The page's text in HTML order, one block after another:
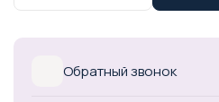
Обратный звонок